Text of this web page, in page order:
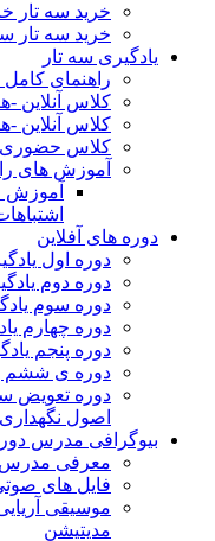
خرید سه تار
خرید سه تار
یادگیری سه تار
راهنمای کامل
کلاس آنلاین -
کلاس آنلاین -
کلاس حضوری
آموزش های
دوره های آفلاین
دوره اول
دوره دوم
دوره سوم
دوره چهارم
دوره پنجم
دوره ی ششم
دوره تعویض
اصول
بیوگرافی مدرس
معرفی مدرس
فایل های
موسیقی
مدیتیشن